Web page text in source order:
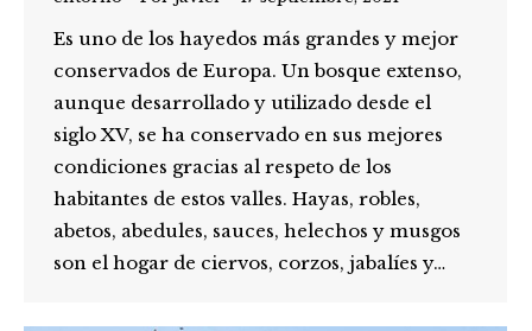
Es uno de los hayedos más grandes y mejor
conservados de Europa. Un bosque extenso,
aunque desarrollado y utilizado desde el
siglo XV, se ha conservado en sus mejores
condiciones gracias al respeto de los
habitantes de estos valles. Hayas, robles,
abetos, abedules, sauces, helechos y musgos
son el hogar de ciervos, corzos, jabalíes y…